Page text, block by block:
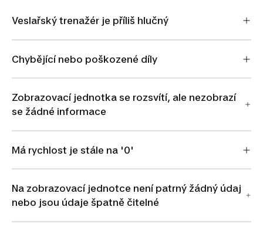
Veslařský trenažér je příliš hlučný
Chybějící nebo poškozené díly
Zobrazovací jednotka se rozsvítí, ale nezobrazí
se žádné informace
Má rychlost je stále na '0'
Na zobrazovací jednotce není patrný žádný údaj
nebo jsou údaje špatně čitelné